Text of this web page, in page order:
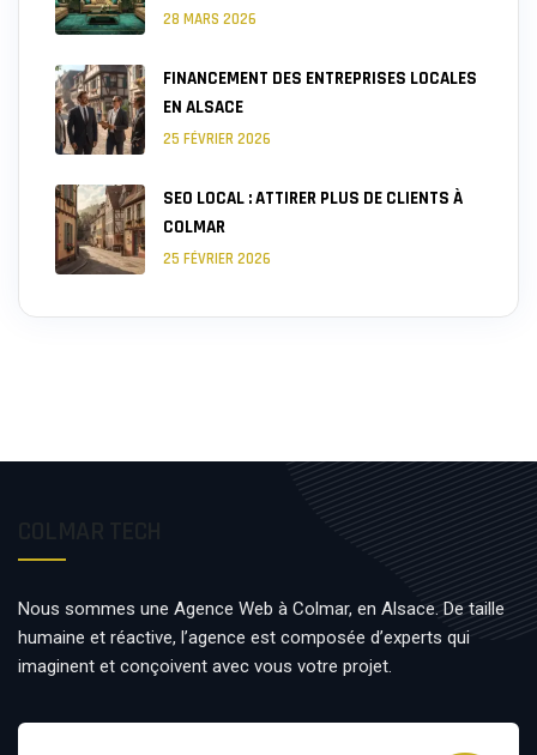
28 MARS 2026
FINANCEMENT DES ENTREPRISES LOCALES
EN ALSACE
25 FÉVRIER 2026
SEO LOCAL : ATTIRER PLUS DE CLIENTS À
COLMAR
25 FÉVRIER 2026
Nous sommes une Agence Web à Colmar, en Alsace. De taille
humaine et réactive, l’agence est composée d’experts qui
imaginent et conçoivent avec vous votre projet.